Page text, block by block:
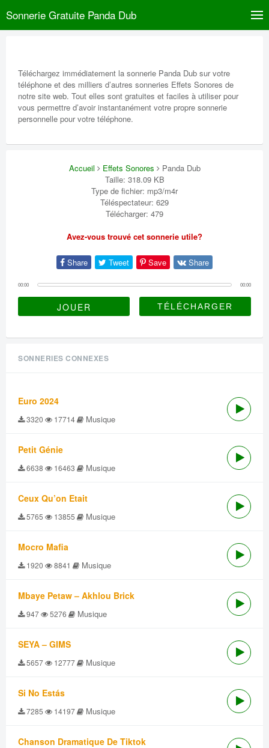
Sonnerie Gratuite Panda Dub
Téléchargez immédiatement la sonnerie Panda Dub sur votre
téléphone et des milliers d’autres sonneries Effets Sonores de
notre site web. Tout elles sont gratuites et faciles à utiliser pour
vous permettre d’avoir instantanément votre propre sonnerie
personnelle pour votre téléphone.
Accueil Effets Sonores
Panda Dub
Taille: 318.09 KB
Type de fichier: mp3/m4r
Téléspectateur: 629
Télécharger: 479
Avez-vous trouvé cet sonnerie utile?
Share Tweet Save Share
00:00 00:00
JOUER
SONNERIES CONNEXES
Euro 2024
3320 17714 Musique
Petit Génie
6638 16463 Musique
Ceux Qu’on Etait
5765 13855 Musique
Mocro Mafia
1920 8841 Musique
Mbaye Petaw – Akhlou Brick
947 5276 Musique
SEYA – GIMS
5657 12777 Musique
Si No Estás
7285 14197 Musique
Chanson Dramatique De Tiktok